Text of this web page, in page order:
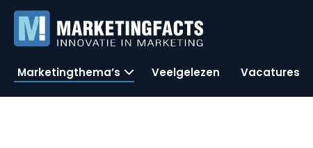
Marketingthema’s Veelgelezen Vacatures